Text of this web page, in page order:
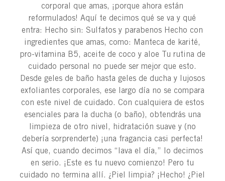
corporal que amas, ¡porque ahora están
reformulados! Aquí te decimos qué se va y qué
entra: Hecho sin: Sulfatos y parabenos Hecho con
ingredientes que amas, como: Manteca de karité,
pro-vitamina B5, aceite de coco y aloe Tu rutina de
cuidado personal no puede ser mejor que esto.
Desde geles de baño hasta geles de ducha y lujosos
exfoliantes corporales, ese largo día no se compara
con este nivel de cuidado. Con cualquiera de estos
esenciales para la ducha (o baño), obtendrás una
limpieza de otro nivel, hidratación suave y (no
debería sorprenderte) ¡una fragancia casi perfecta!
Así que, cuando decimos “lava el día,” lo decimos
en serio. ¡Este es tu nuevo comienzo! Pero tu
cuidado no termina allí. ¿Piel limpia? ¡Hecho! ¿Piel